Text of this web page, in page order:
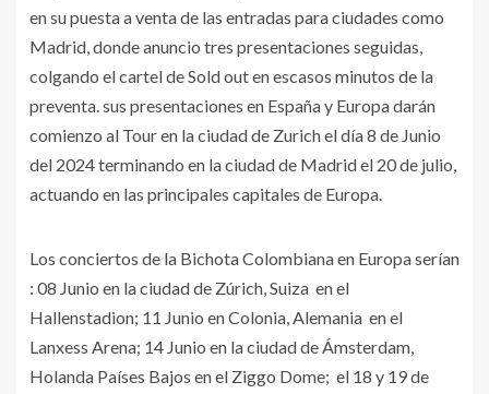
en su puesta a venta de las entradas para ciudades como
Madrid, donde anuncio tres presentaciones seguidas,
colgando el cartel de Sold out en escasos minutos de la
preventa. sus presentaciones en España y Europa darán
comienzo al Tour en la ciudad de Zurich el día 8 de Junio
del 2024 terminando en la ciudad de Madrid el 20 de julio,
actuando en las principales capitales de Europa.
Los conciertos de la Bichota Colombiana en Europa serían
: 08 Junio en la ciudad de Zúrich, Suiza en el
Hallenstadion; 11 Junio en Colonia, Alemania en el
Lanxess Arena; 14 Junio en la ciudad de Ámsterdam,
Holanda Países Bajos en el Ziggo Dome; el 18 y 19 de